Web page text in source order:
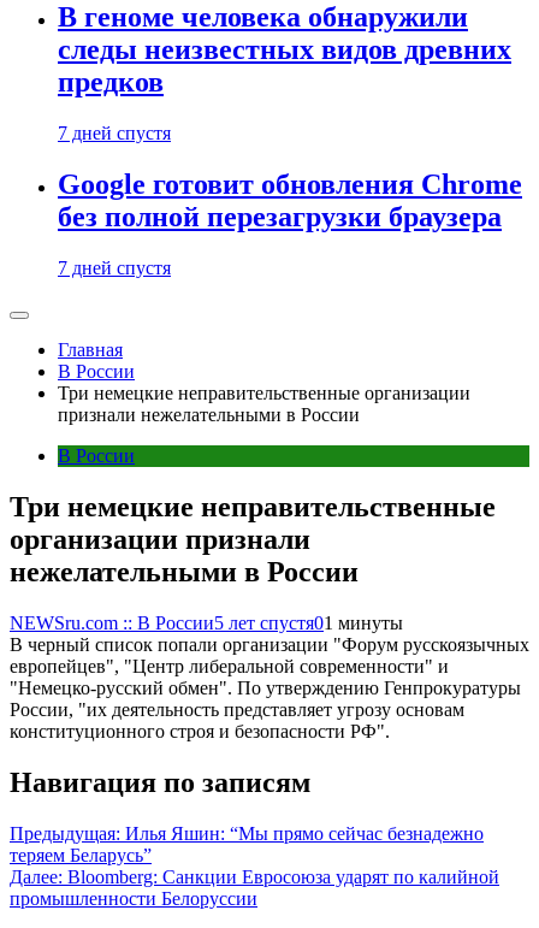
В геноме человека обнаружили
следы неизвестных видов древних
предков
7 дней спустя
Google готовит обновления Chrome
без полной перезагрузки браузера
7 дней спустя
Главная
В России
Три немецкие неправительственные организации
признали нежелательными в России
В России
Три немецкие неправительственные
организации признали
нежелательными в России
NEWSru.com :: В России5 лет спустя01 минуты
В черный список попали организации "Форум русскоязычных
европейцев", "Центр либеральной современности" и
"Немецко-русский обмен". По утверждению Генпрокуратуры
России, "их деятельность представляет угрозу основам
конституционного строя и безопасности РФ".
Навигация по записям
Предыдущая: Илья Яшин: “Мы прямо сейчас безнадежно
теряем Беларусь”
Далее: Bloomberg: Санкции Евросоюза ударят по калийной
промышленности Белоруссии